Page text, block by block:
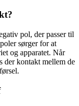
pol, der passer til
sørger for at
og apparatet. Når
der kontakt mellem de